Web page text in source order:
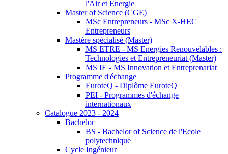
l'Air et Energie
Master of Science (CGE)
MSc Entrepreneurs - MSc X-HEC
Entrepreneurs
Mastère spécialisé (Master)
MS ETRE - MS Energies Renouvelables :
Technologies et Entrepreneuriat (Master)
MS IE - MS Innovation et Entreprenariat
Programme d'échange
EuroteQ - Diplôme EuroteQ
PEI - Programmes d'échange
internationaux
Catalogue 2023 - 2024
Bachelor
BS - Bachelor of Science de l'Ecole
polytechnique
Cycle Ingénieur